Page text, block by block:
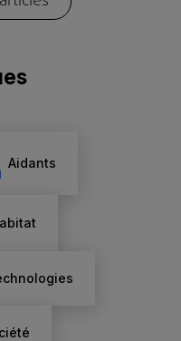
Aidants